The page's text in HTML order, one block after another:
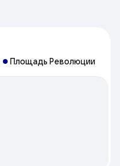
Площадь Революции